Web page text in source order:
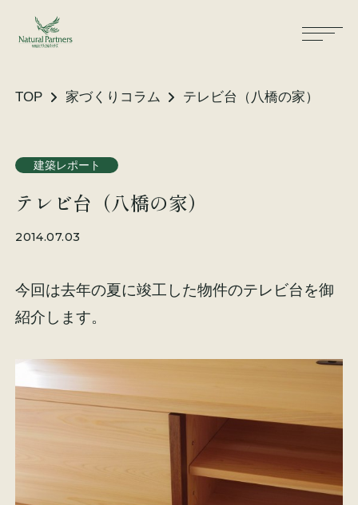
TOP 家づくりコラム テレビ台（八橋の家）
建築レポート
テレビ台（八橋の家）
2014.07.03
今回は去年の夏に竣工した物件のテレビ台を御
紹介します。
大工が建てる家
気候風土適応住宅
性能・素材
保証・保険
お客様の声